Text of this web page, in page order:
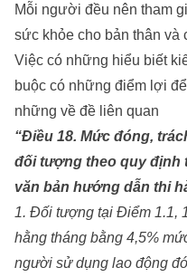
Mỗi người đều nên tham
sức khỏe cho bản thân
Việc có những hiểu biết
buộc có những điểm lợi
những về đề liên quan
“Điều 18. Mức đóng,
đối tượng theo quy định
văn bản hướng dẫn thi
1. Đối tượng tại Điểm 1.1,
hằng tháng bằng 4,5%
người sử dụng lao động